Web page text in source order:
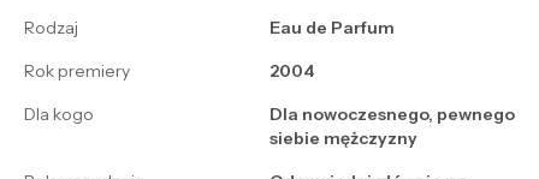
Rodzaj
Eau de Parfum
Rok premiery
2004
Dla kogo
Dla nowoczesnego, pewnego
siebie mężczyzny